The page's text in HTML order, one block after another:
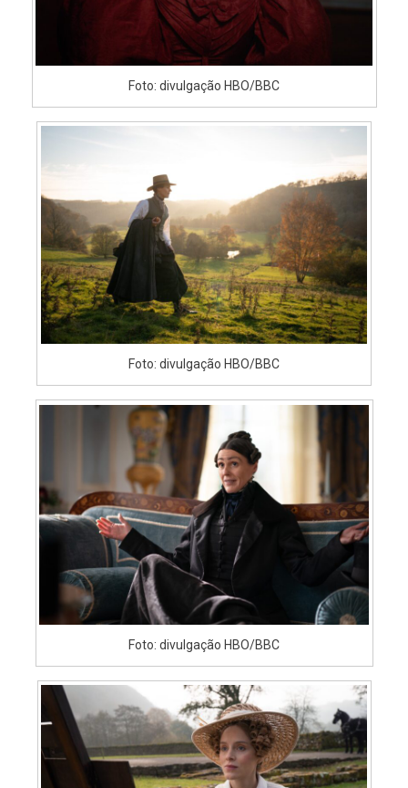
Foto: divulgação HBO/BBC
Foto: divulgação HBO/BBC
Foto: divulgação HBO/BBC